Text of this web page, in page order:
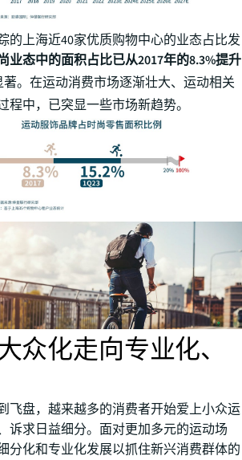
的上海近40家优质购物中心的业态占比发
业态中的面积占比已从2017年的8.3%提升
著。在运动消费市场逐渐壮大、运动相关
程中，已突显一些市场新趋势。
众化走向专业化、
飞盘，越来越多的消费者开始爱上小众运
诉求日益细分。面对更加多元的运动场
分化和专业化发展以抓住新兴消费群体的